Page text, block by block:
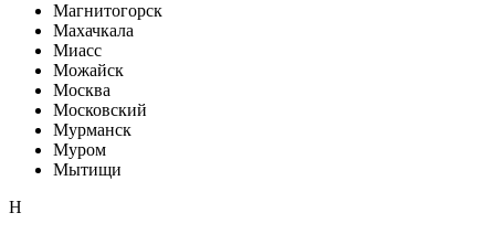
Магнитогорск
Махачкала
Миасс
Можайск
Москва
Московский
Мурманск
Муром
Мытищи
Н